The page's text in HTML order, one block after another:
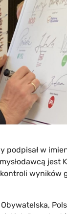
podpisał w
jest
wyników